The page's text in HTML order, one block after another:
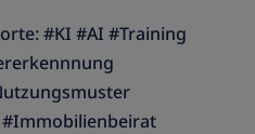
#KI #AI #Training